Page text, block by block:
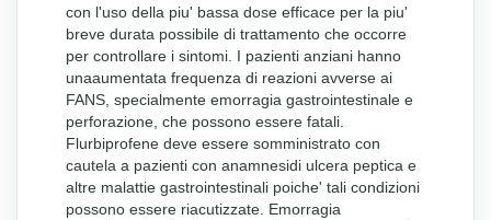
con l'uso della piu' bassa dose efficace per la piu'
breve durata possibile di trattamento che occorre
per controllare i sintomi. I pazienti anziani hanno
unaaumentata frequenza di reazioni avverse ai
FANS, specialmente emorragia gastrointestinale e
perforazione, che possono essere fatali.
Flurbiprofene deve essere somministrato con
cautela a pazienti con anamnesidi ulcera peptica e
altre malattie gastrointestinali poiche' tali condizioni
possono essere riacutizzate. Emorragia